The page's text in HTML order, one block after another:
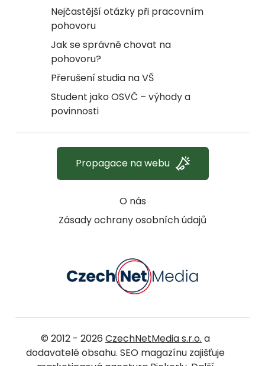
Nejčastější otázky při pracovním
pohovoru
Jak se správně chovat na
pohovoru?
Přerušení studia na VŠ
Student jako OSVČ – výhody a
povinnosti
O nás
Zásady ochrany osobních údajů
Propagace na webu
© 2012 - 2026 CzechNetMedia s.r.o. a
dodavatelé obsahu. SEO magazínu zajišťuje